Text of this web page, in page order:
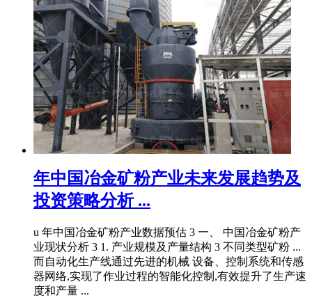
年中国冶金矿粉产业未来发展趋势及
投资策略分析 ...
u 年中国冶金矿粉产业数据预估 3 一、 中国冶金矿粉产
业现状分析 3 1. 产业规模及产量结构 3 不同类型矿粉 ...
而自动化生产线通过先进的机械 设备、控制系统和传感
器网络,实现了作业过程的智能化控制,有效提升了生产速
度和产量 ...